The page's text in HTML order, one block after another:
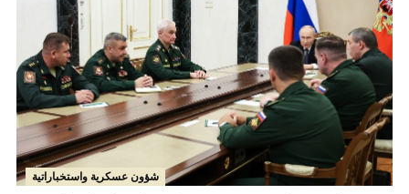
شؤون عسكرية واستخباراتية